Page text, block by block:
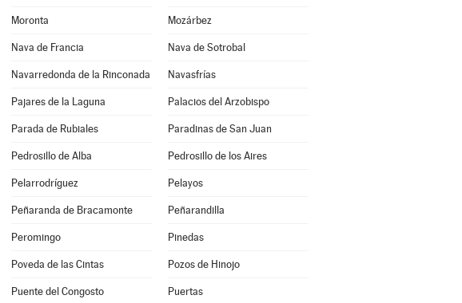
Moronta Mozárbez
Nava de Francia Nava de Sotrobal
Navarredonda de la Rinconada Navasfrías
Pajares de la Laguna Palacios del Arzobispo
Parada de Rubiales Paradinas de San Juan
Pedrosillo de Alba Pedrosillo de los Aires
Pelarrodríguez Pelayos
Peñaranda de Bracamonte Peñarandilla
Peromingo Pinedas
Poveda de las Cintas Pozos de Hinojo
Puente del Congosto Puertas